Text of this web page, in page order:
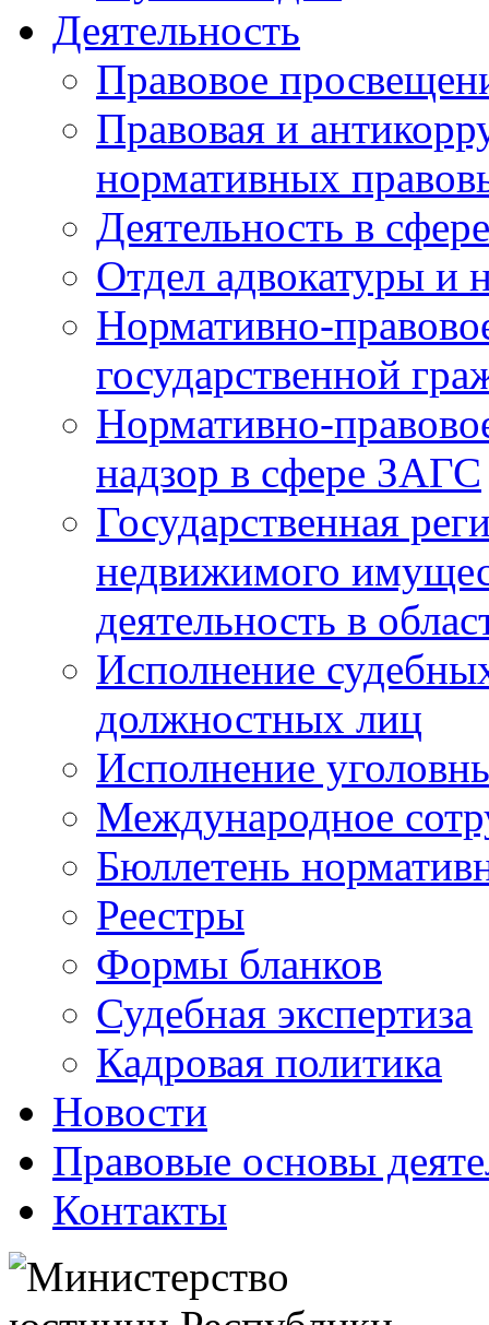
Деятельность
Правовое
Правовая и
нормативных
Деятельность в
Отдел адвокатуры и
Нормативно-
государственной
Нормативно-
надзор в сфере ЗАГС
Государственная
недвижимого
деятельность в
Исполнение
должностных лиц
Исполнение
Международное
Бюллетень
Реестры
Формы бланков
Судебная экспертиза
Кадровая политика
Новости
Правовые основы
Контакты